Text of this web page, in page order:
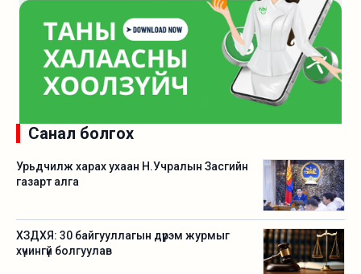
Санал болгох
Урьдчилж харах ухаан Н.Учралын Засгийн
газарт алга
ХЗДХЯ: 30 байгууллагын дүрэм журмыг
хүчингүй болгуулав